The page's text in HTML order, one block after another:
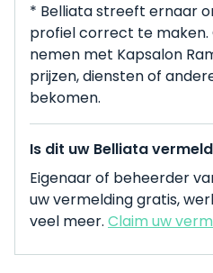
* Belliata streeft ernaar
profiel correct te
nemen met Kapsalon
prijzen, diensten of
bekomen.
Is dit uw Belliata
Eigenaar of beheerder
uw vermelding gratis,
veel meer. Claim uw